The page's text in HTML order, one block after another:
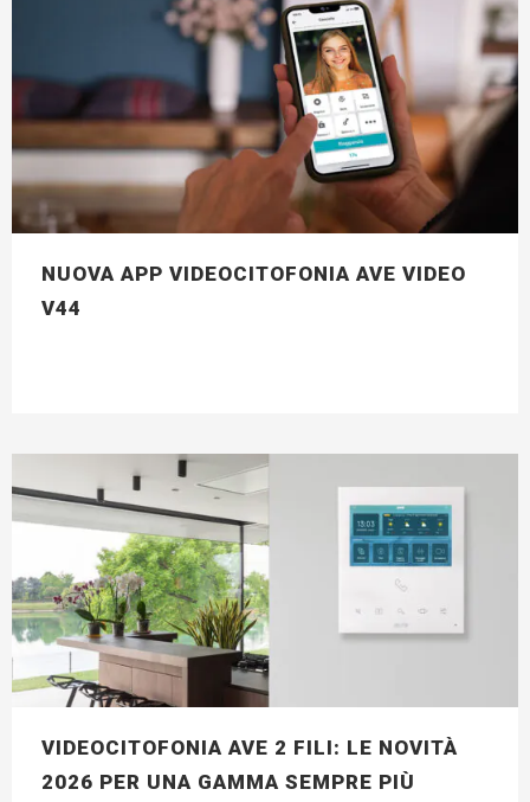
NUOVA APP VIDEOCITOFONIA AVE VIDEO
V44
VIDEOCITOFONIA AVE 2 FILI: LE NOVITÀ
2026 PER UNA GAMMA SEMPRE PIÙ